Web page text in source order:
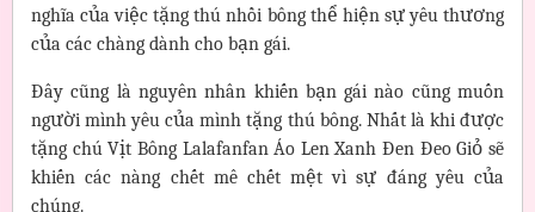
nghĩa của việc tặng thú nhồi bông thể hiện sự yêu thương
của các chàng dành cho bạn gái.
Đây cũng là nguyên nhân khiến bạn gái nào cũng muốn
người mình yêu của mình tặng thú bông. Nhất là khi được
tặng chú Vịt Bông Lalafanfan Áo Len Xanh Đen Đeo Giỏ sẽ
khiến các nàng chết mê chết mệt vì sự đáng yêu của
chúng.